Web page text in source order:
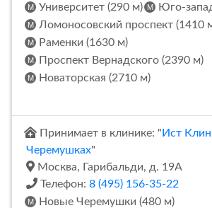
Университет (290 м)
Юго-
Ломоносовский проспект (1410
Раменки (1630 м)
Проспект Вернадского (2390 м)
Новаторская (2710 м)
Принимает в клинике: " Ист
Черемушках"
Москва, Гарибальди, д. 19А
Телефон: 8 (495) 156-35-22
Новые Черемушки (480 м)